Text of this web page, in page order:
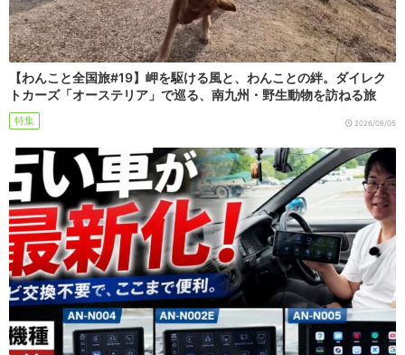
【わんこと全国旅#19】岬を駆ける風と、わんことの絆。ダイレク
トカーズ「オーステリア」で巡る、南九州・野生動物を訪ねる旅
特集 2026/08/05